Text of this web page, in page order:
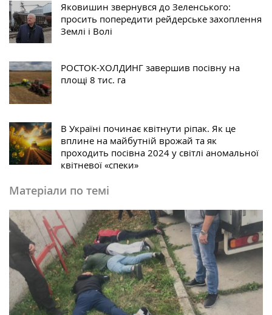
Яковишин звернувся до Зеленського:
просить попередити рейдерське захоплення
Землі і Волі
РОСТОК-ХОЛДИНГ завершив посівну на
площі 8 тис. га
В Україні починає квітнути ріпак. Як це
вплине на майбутній врожай та як
проходить посівна 2024 у світлі аномальної
квітневої «спеки»
Матеріали по темі